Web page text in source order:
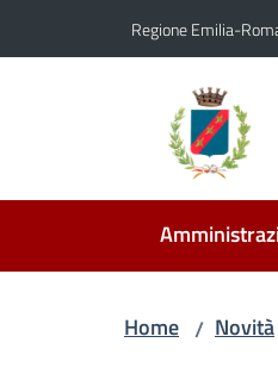
Regione Emilia-
Home / Novità